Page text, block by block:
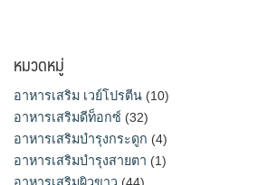
หมวดหมู่
อาหารเสริม เวย์โปรตีน (10)
อาหารเสริมดีท็อกซ์ (32)
อาหารเสริมบำรุงกระดูก (4)
อาหารเสริมบำรุงสายตา (1)
อาหารเสริมผิวขาว (44)